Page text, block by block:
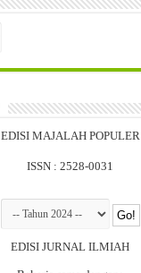
EDISI MAJALAH POPULER
ISSN : 2528-0031
EDISI JURNAL ILMIAH